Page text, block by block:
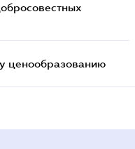
ценообразованию